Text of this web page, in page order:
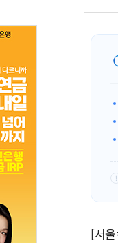
!
[서